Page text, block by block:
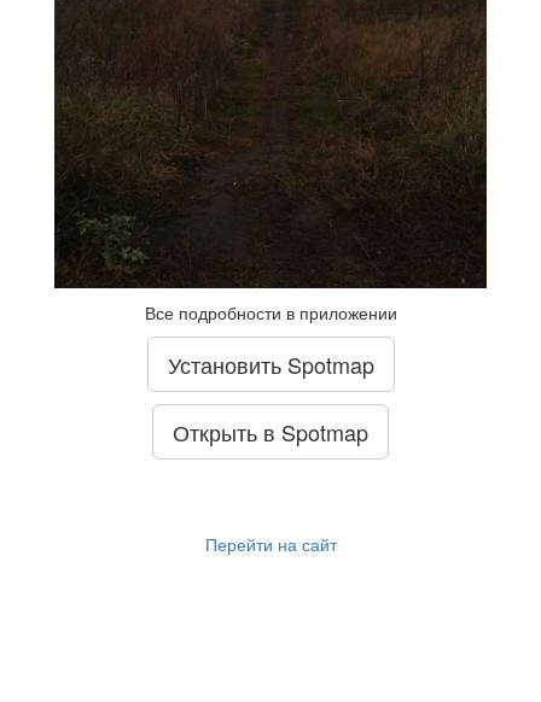
Все подробности в приложении
Установить Spotmap
Открыть в Spotmap
Перейти на сайт